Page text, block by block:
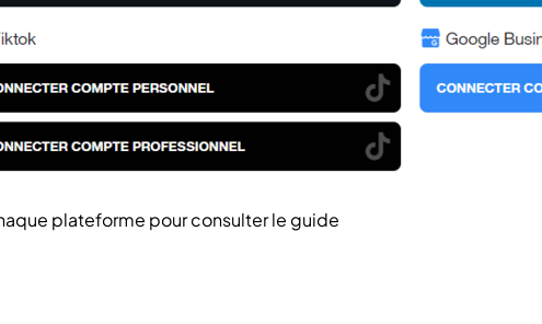
plateforme pour consulter le guide